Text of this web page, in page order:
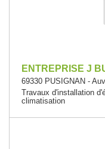
ENTREPRISE J
69330 PUSIGNAN -
Travaux d'installation
climatisation